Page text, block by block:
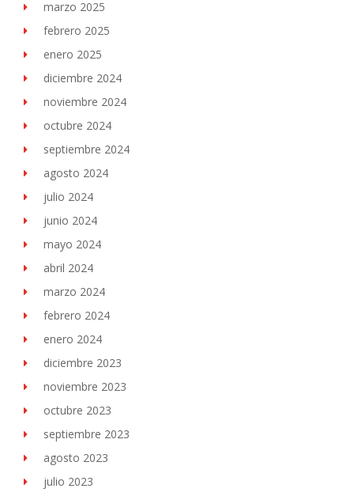
marzo 2025
febrero 2025
enero 2025
diciembre 2024
noviembre 2024
octubre 2024
septiembre 2024
agosto 2024
julio 2024
junio 2024
mayo 2024
abril 2024
marzo 2024
febrero 2024
enero 2024
diciembre 2023
noviembre 2023
octubre 2023
septiembre 2023
agosto 2023
julio 2023